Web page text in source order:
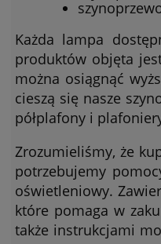
Każda lampa
produktów objęta
można osiągnąć
cieszą się nasze
półplafony i
Zrozumieliśmy, że
potrzebujemy
oświetleniowy.
które pomaga w
także instrukcjami